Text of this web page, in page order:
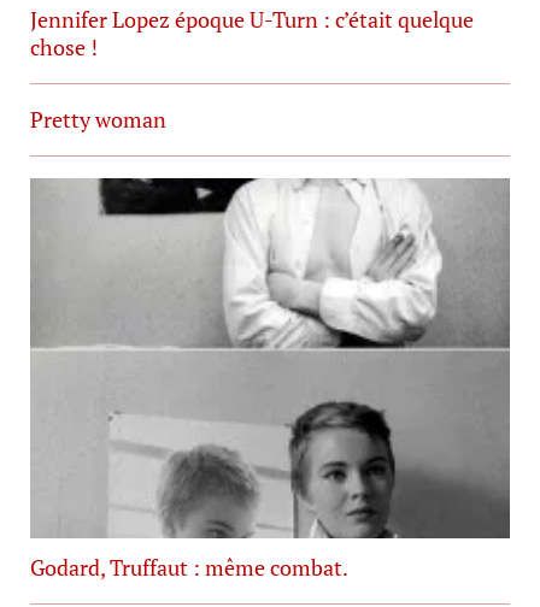
Jennifer Lopez époque U-Turn : c’était quelque
chose !
Pretty woman
Godard, Truffaut : même combat.